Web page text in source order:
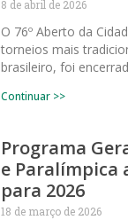
8 de abril de 2026
O 76º Aberto da
torneios mais
brasileiro, foi
Continuar >>
Programa
e Paralímpica
para 2026
18 de março de 2026